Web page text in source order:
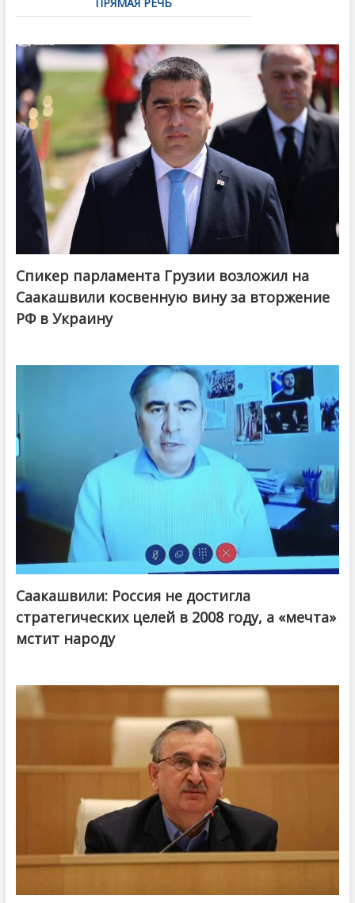
ПРЯМАЯ РЕЧЬ
Спикер парламента Грузии возложил на
Саакашвили косвенную вину за вторжение
РФ в Украину
Саакашвили: Россия не достигла
стратегических целей в 2008 году, а «мечта»
мстит народу